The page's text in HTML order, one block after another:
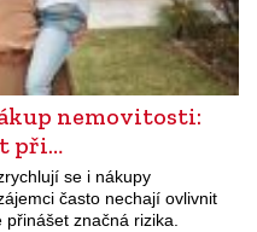
nemovitosti:
při…
se i nákupy
často nechají ovlivnit
značná rizika.